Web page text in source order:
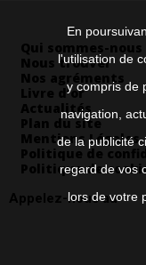
Informations
Qui sommes-nous
Nous trouver
Nos agréments
Livre d’or
Actualités
Plan du site
Mentions Légales
Politique de
Politique de
Appelez-nous au
En
l'utilisation de
y compris de
navigation,
de la publicité
regard de vos
lors de votre